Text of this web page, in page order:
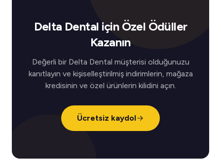
Delta Dental için Özel Ödüller
Kazanın
Değerli bir Delta Dental müşterisi olduğunuzu
kanıtlayın ve kişiselleştirilmiş indirimlerin, mağaza
kredisinin ve özel ürünlerin kilidini açın.
Ücretsiz kaydol